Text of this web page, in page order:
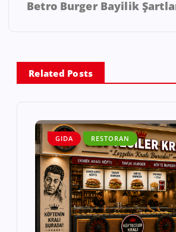
Betro Burger Bayilik
Related Posts
GIDA RESTORAN